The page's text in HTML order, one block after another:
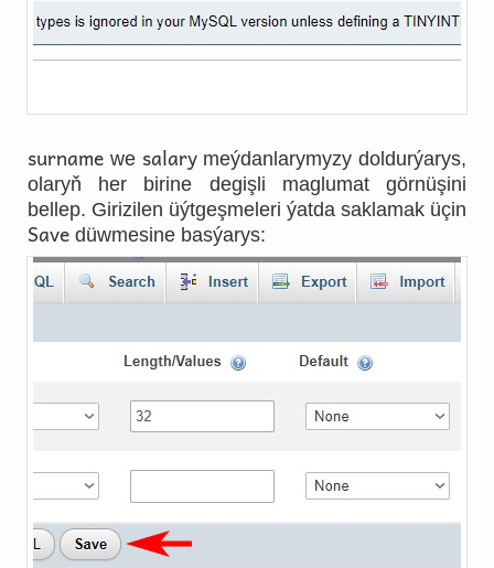
surname we salarymeýdanlarymyzy doldurýarys,
olaryň her birine degişli maglumat görnüşini
bellep. Girizilen üýtgeşmeleri ýatda saklamak üçin
Save düwmesine basýarys: